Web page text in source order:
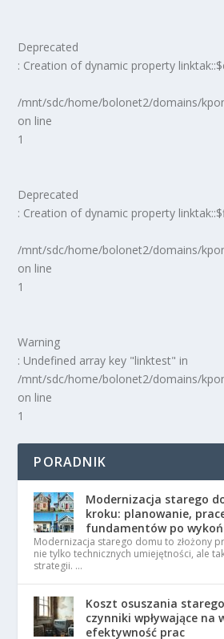
Deprecated
: Creation of dynamic property
/mnt/sdc/home/bolonet2/domains/
on line
1
Deprecated
: Creation of dynamic property
/mnt/sdc/home/bolonet2/domains/
on line
1
Warning
: Undefined array key "linktest" in
/mnt/sdc/home/bolonet2/domains/
on line
1
PORADNIK
Modernizacja starego
kroku: planowanie,
fundamentów po
Modernizacja starego domu to złożony
nie tylko technicznych umiejętności, ale
strategii. …
Koszt osuszania
czynniki wpływające na
efektywność prac